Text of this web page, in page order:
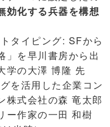
効化する兵器を構想
タイピング: SFから
」を早川書房から出
学の大澤 博隆 先
を活用した企業コン
株式会社の森 竜太郎
ー作家の一田 和樹